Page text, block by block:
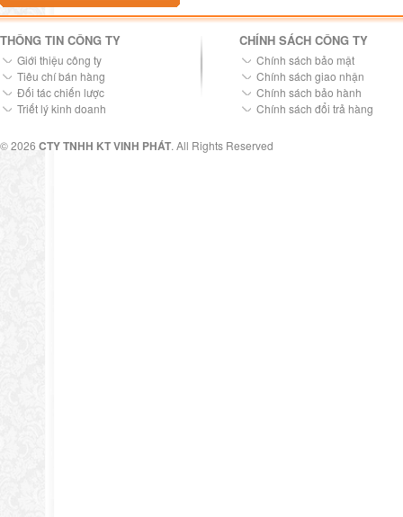
THÔNG TIN CÔNG TY
Giới thiệu công ty
Tiêu chí bán hàng
Đối tác chiến lược
Triết lý kinh doanh
CHÍNH SÁCH CÔNG TY
Chính sách bảo mật
Chính sách giao nhận
Chính sách bảo hành
Chính sách đổi trả hàng
© 2026 CTY TNHH KT VINH PHÁT. All Rights Reserved